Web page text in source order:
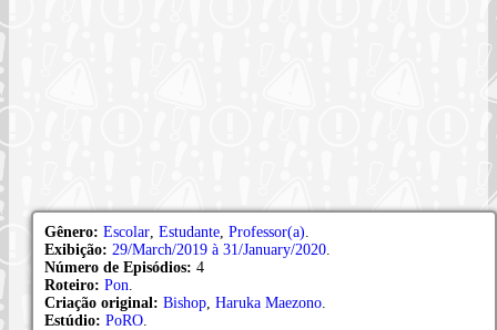
Gênero: Escolar Estudante Professor(a)
Exibição: 29/March/2019 à 31/January/2020
Número de Episódios: 4
Roteiro: Pon
Criação original: Bishop Haruka Maezono
Estúdio: PoRO